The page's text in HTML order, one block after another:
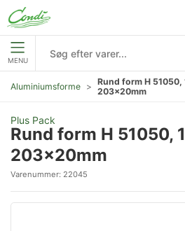
MENU
Aluminiumsforme
Rund form H 51050,
203x20mm
Plus Pack
Rund form H 51050,
203x20mm
Varenummer: 22045